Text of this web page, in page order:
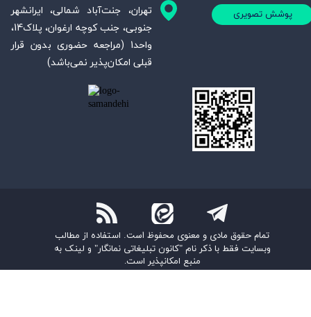
تمام حقوق مادی و معنوی محفوظ است. استفاده از مطالب
وبسایت فقط با ذکر نام "کانون تبلیغاتی نمانگار" و لینک به
منبع امکانپذیر است.
تهران، جنت‌آباد شمالی، ایرانشهر
جنوبی، جنب کوچه ارغوان، پلاک14،
واحد1 (مراجعه حضوری بدون قرار
قبلی امکان‌پذیر نمی‌باشد)
پوشش تصویری